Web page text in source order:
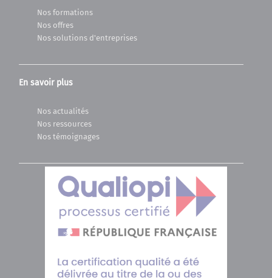
Nos formations
Nos offres
Nos solutions d'entreprises
En savoir plus
Nos actualités
Nos ressources
Nos témoignages